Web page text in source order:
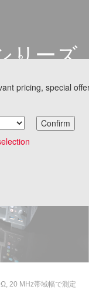
リーズ
売
20 MHz帯域幅で測定
pricing, special
Confirm